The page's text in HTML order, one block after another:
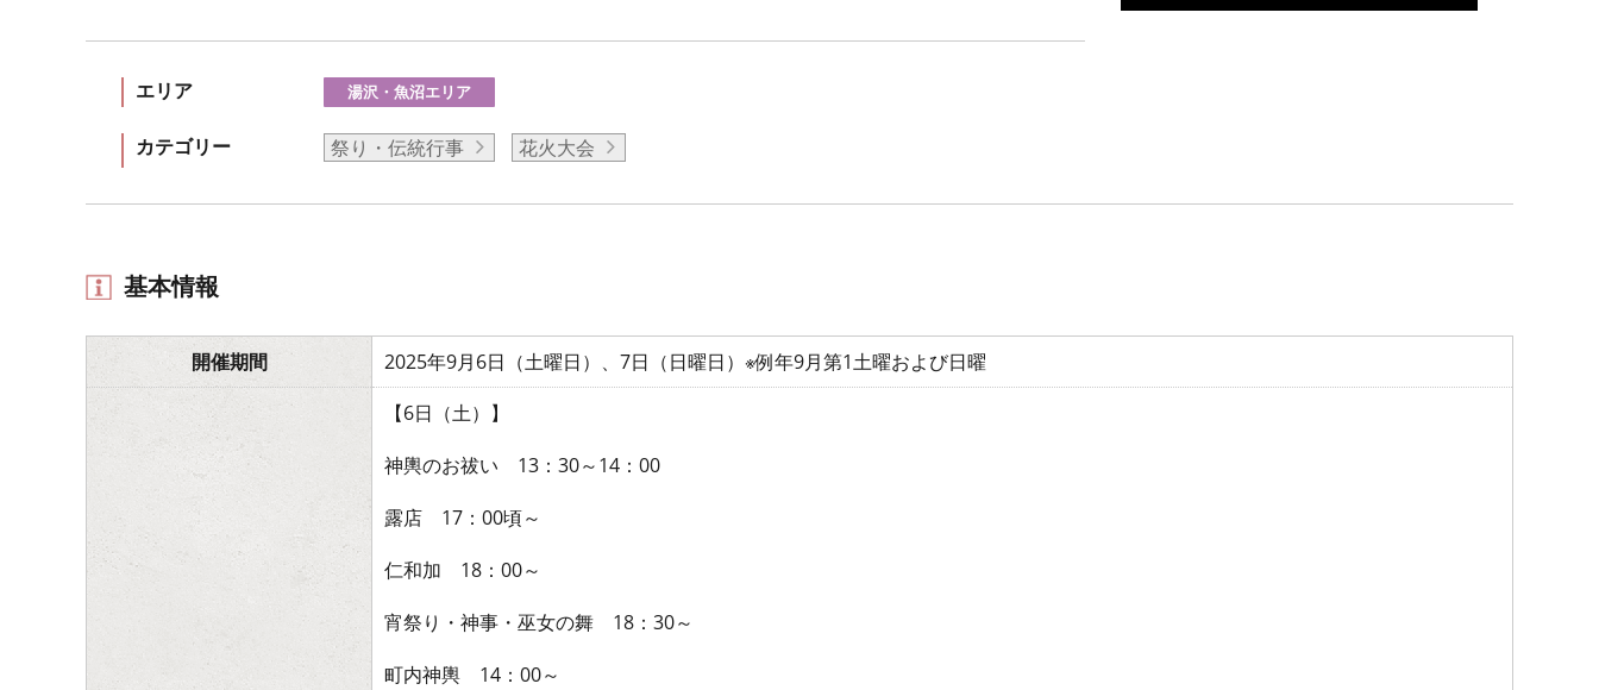
エリア 湯沢・魚沼エリア
カテゴリー 祭り・伝統行事 花火大会
基本情報
開催期間 2025年9月6日（土曜日）、7日（日曜日）※例年9月第1土曜および日曜
【6日（土）】
神輿のお祓い 13：30～14：00
露店 17：00頃～
仁和加 18：00～
宵祭り・神事・巫女の舞 18：30～
町内神輿 14：00～